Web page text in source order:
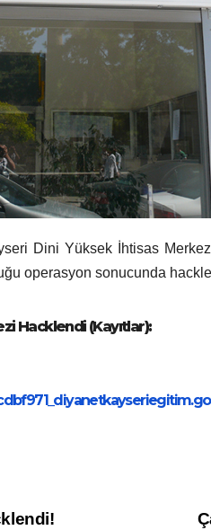
Dini Yüksek İhtisas
operasyon sonucunda
Hacklendi (Kayıtlar):